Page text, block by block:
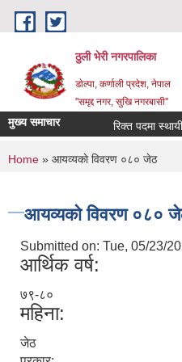
Skip to main content
ठुली भेरी नगरपालिका
डाेल्पा, कर्णाली प्रदेश, नेपाल
''समृद्द नगर, सुखि नगरबासी''
मुख्य समाचार रिक्त पदमा स्थायी
You are here
Home » आयव्यकाे विवरण ०८० जेठ
आयव्यकाे विवरण ०८०
Submitted on: Tue, 05/23/
आर्थिक वर्ष:
७९-८०
महिना:
जेठ